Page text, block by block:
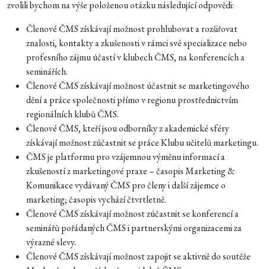
zvolili bychom na výše položenou otázku následující odpovědi:
Členové ČMS získávají možnost prohlubovat a rozšiřovat
znalosti, kontakty a zkušenosti v rámci své specializace nebo
profesního zájmu účastí v klubech ČMS, na konferencích a
seminářích.
Členové ČMS získávají možnost účastnit se marketingového
dění a práce společnosti přímo v regionu prostřednictvím
regionálních klubů ČMS.
Členové ČMS, kteří jsou odborníky z akademické sféry
získávají možnost zúčastnit se práce Klubu učitelů marketingu.
ČMS je platformu pro vzájemnou výměnu informací a
zkušeností z marketingové praxe – časopis Marketing &
Komunikace vydávaný ČMS pro členy i další zájemce o
marketing; časopis vychází čtvrtletně.
Členové ČMS získávají možnost zúčastnit se konferencí a
seminářů pořádaných ČMS i partnerskými organizacemi za
výrazné slevy.
Členové ČMS získávají možnost zapojit se aktivně do soutěže